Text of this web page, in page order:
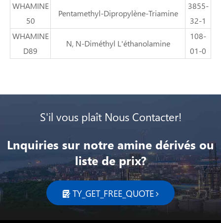
WHAMINE
50
Pentamethyl-Dipropylène-Triamine
3855-
32-1
WHAMINE
D89
N, N-Diméthyl L'éthanolamine
108-
01-0
S'il vous plaît Nous Contacter!
Lnquiries sur notre amine dérivés ou
liste de prix?
 TY_GET_FREE_QUOTE